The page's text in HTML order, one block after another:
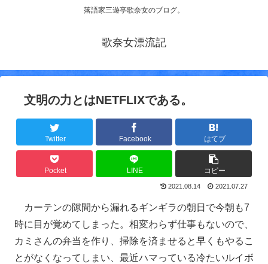
落語家三遊亭歌奈女のブログ。
歌奈女漂流記
文明の力とはNETFLIXである。
Twitter Facebook はてブ
Pocket LINE コピー
2021.08.14 2021.07.27
カーテンの隙間から漏れるギンギラの朝日で今朝も7
時に目が覚めてしまった。相変わらず仕事もないので、
カミさんの弁当を作り、掃除を済ませると早くもやるこ
とがなくなってしまい、最近ハマっている冷たいルイボ